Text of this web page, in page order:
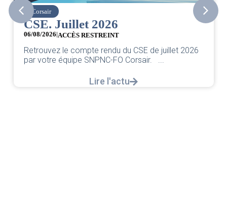
Corsair
CSE. Juillet 2026
06/08/2026|ACCÈS RESTREINT
Retrouvez le compte rendu du CSE de juillet 2026
par votre équipe SNPNC-FO Corsair. ...
Lire l'actu